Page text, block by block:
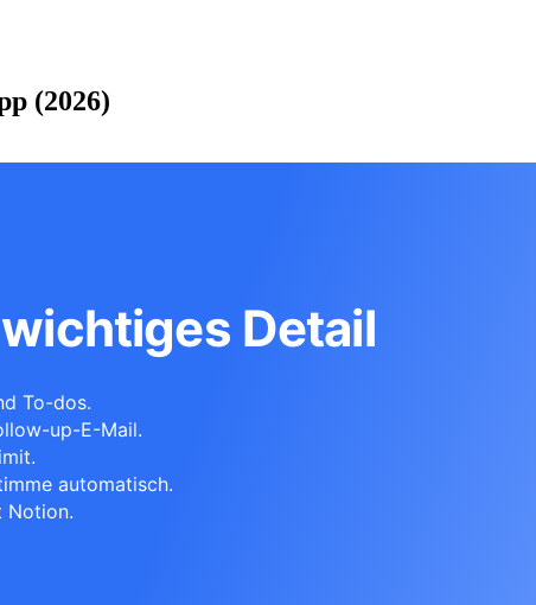
(2026)
Detail
To-dos.
up-E-Mail.
automatisch.
Notion.